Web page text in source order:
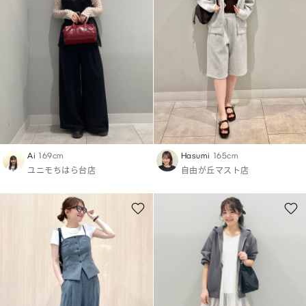
Ai 169cm
ユニモちはら台店
Hasumi 165cm
自由が丘マスト店